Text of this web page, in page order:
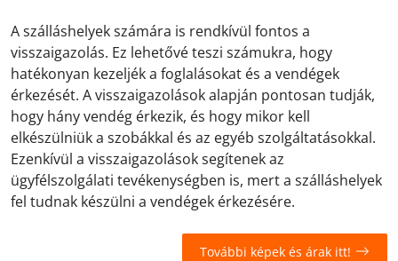
A szálláshelyek számára is rendkívül fontos a
visszaigazolás. Ez lehetővé teszi számukra, hogy
hatékonyan kezeljék a foglalásokat és a vendégek
érkezését. A visszaigazolások alapján pontosan tudják,
hogy hány vendég érkezik, és hogy mikor kell
elkészülniük a szobákkal és az egyéb szolgáltatásokkal.
Ezenkívül a visszaigazolások segítenek az
ügyfélszolgálati tevékenységben is, mert a szálláshelyek
fel tudnak készülni a vendégek érkezésére.
További képek és árak itt!